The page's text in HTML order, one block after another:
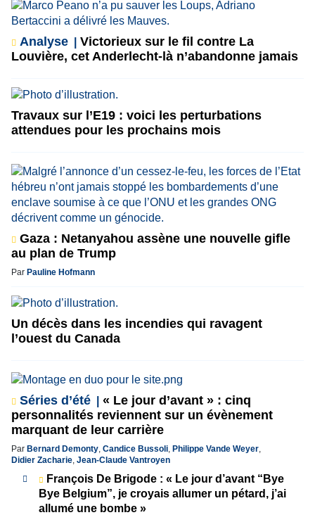
Analyse
Victorieux sur le fil contre La
Louvière, cet Anderlecht-là n’abandonne jamais
Travaux sur l’E19 : voici les perturbations
attendues pour les prochains mois
Gaza : Netanyahou assène une nouvelle gifle
au plan de Trump
Par Pauline Hofmann
Un décès dans les incendies qui ravagent
l’ouest du Canada
Séries d’été
« Le jour d’avant » : cinq
personnalités reviennent sur un évènement
marquant de leur carrière
Par Bernard Demonty, Candice Bussoli, Philippe Vande Weyer,
Didier Zacharie, Jean-Claude Vantroyen
François De Brigode : « Le jour d’avant “Bye
Bye Belgium”, je croyais allumer un pétard, j’ai
allumé une bombe »